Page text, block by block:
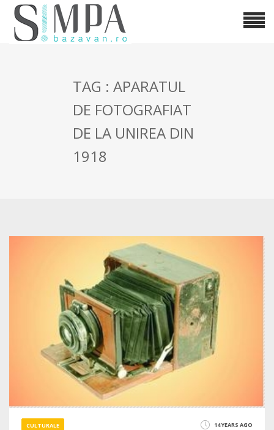
TAG : APARATUL
DE FOTOGRAFIAT
DE LA UNIREA DIN
1918
CULTURALE 14 YEARS AGO